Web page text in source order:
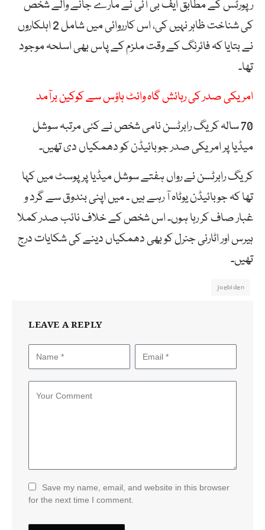
رپورٹس کے مطابق ایف بی آئی نے مارے جانے والے شخص
کی شناخت ظاہر نہیں کی، اس کارروائی میں شامل 2 اہلکاروں
نے بتایا کہ فائرنگ کے وقت ملزم کے پاس بھی اسلحہ موجود
تھا۔
امریکی صدر کی رہائش گاہ وائٹ ہاؤس سے کوکین برآمد
70 سالہ کریگ رابرٹسن نامی شخص نے کئی مرتبہ سوشل
میڈیا پر امریکی صدر جوبائیڈن کو دھمکیاں دی تھیں۔
کریگ رابرٹسن نے رواں ہفتے سوشل میڈیا پر پوسٹ میں کہا
تھا کہ جوبائیڈن یوٹاہ آ رہے ہیں ۔ میں اپنی بندوق سے گرد و
غبار صاف کر رہا ہوں۔ اس شخص کے خلاف نائب صدر کملا
ہیرس اور اٹارنی جنرل کو بھی دھمکیاں دینے کی شکایات درج
تھیں۔
joebiden
LEAVE A REPLY
Save my name, email, and website in this browser
for the next time I comment.